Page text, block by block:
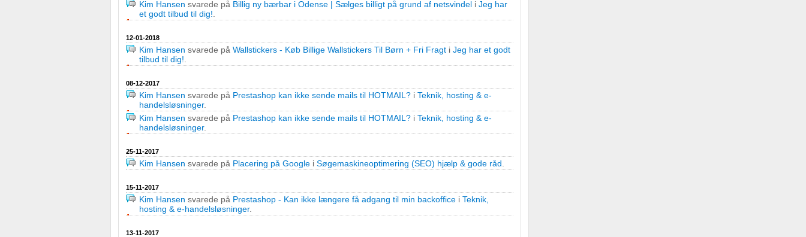
Kim Hansen svarede på Billig ny bærbar i Odense | Sælges billigt på grund af netsvindel i Jeg har
et godt tilbud til dig!
12-01-2018
Kim Hansen svarede på Wallstickers - Køb Billige Wallstickers Til Børn + Fri Fragt i Jeg har et godt
tilbud til dig!
08-12-2017
Kim Hansen svarede på Prestashop kan ikke sende mails til HOTMAIL? i Teknik, hosting & e-
handelsløsninger.
Kim Hansen svarede på Prestashop kan ikke sende mails til HOTMAIL? i Teknik, hosting & e-
handelsløsninger.
25-11-2017
Kim Hansen svarede på Placering på Google i Søgemaskineoptimering (SEO) hjælp & gode råd
15-11-2017
Kim Hansen svarede på Prestashop - Kan ikke længere få adgang til min backoffice i Teknik,
hosting & e-handelsløsninger.
13-11-2017